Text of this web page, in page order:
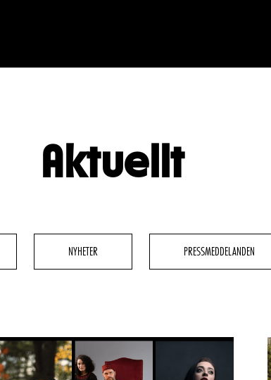
GRUPPER & FÖRETAG
Pedagognätverk &
Aktuellt
NYHETER PRESSMEDDELANDEN